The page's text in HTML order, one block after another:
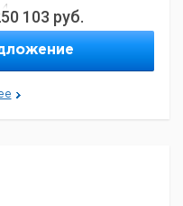
4 103 руб.